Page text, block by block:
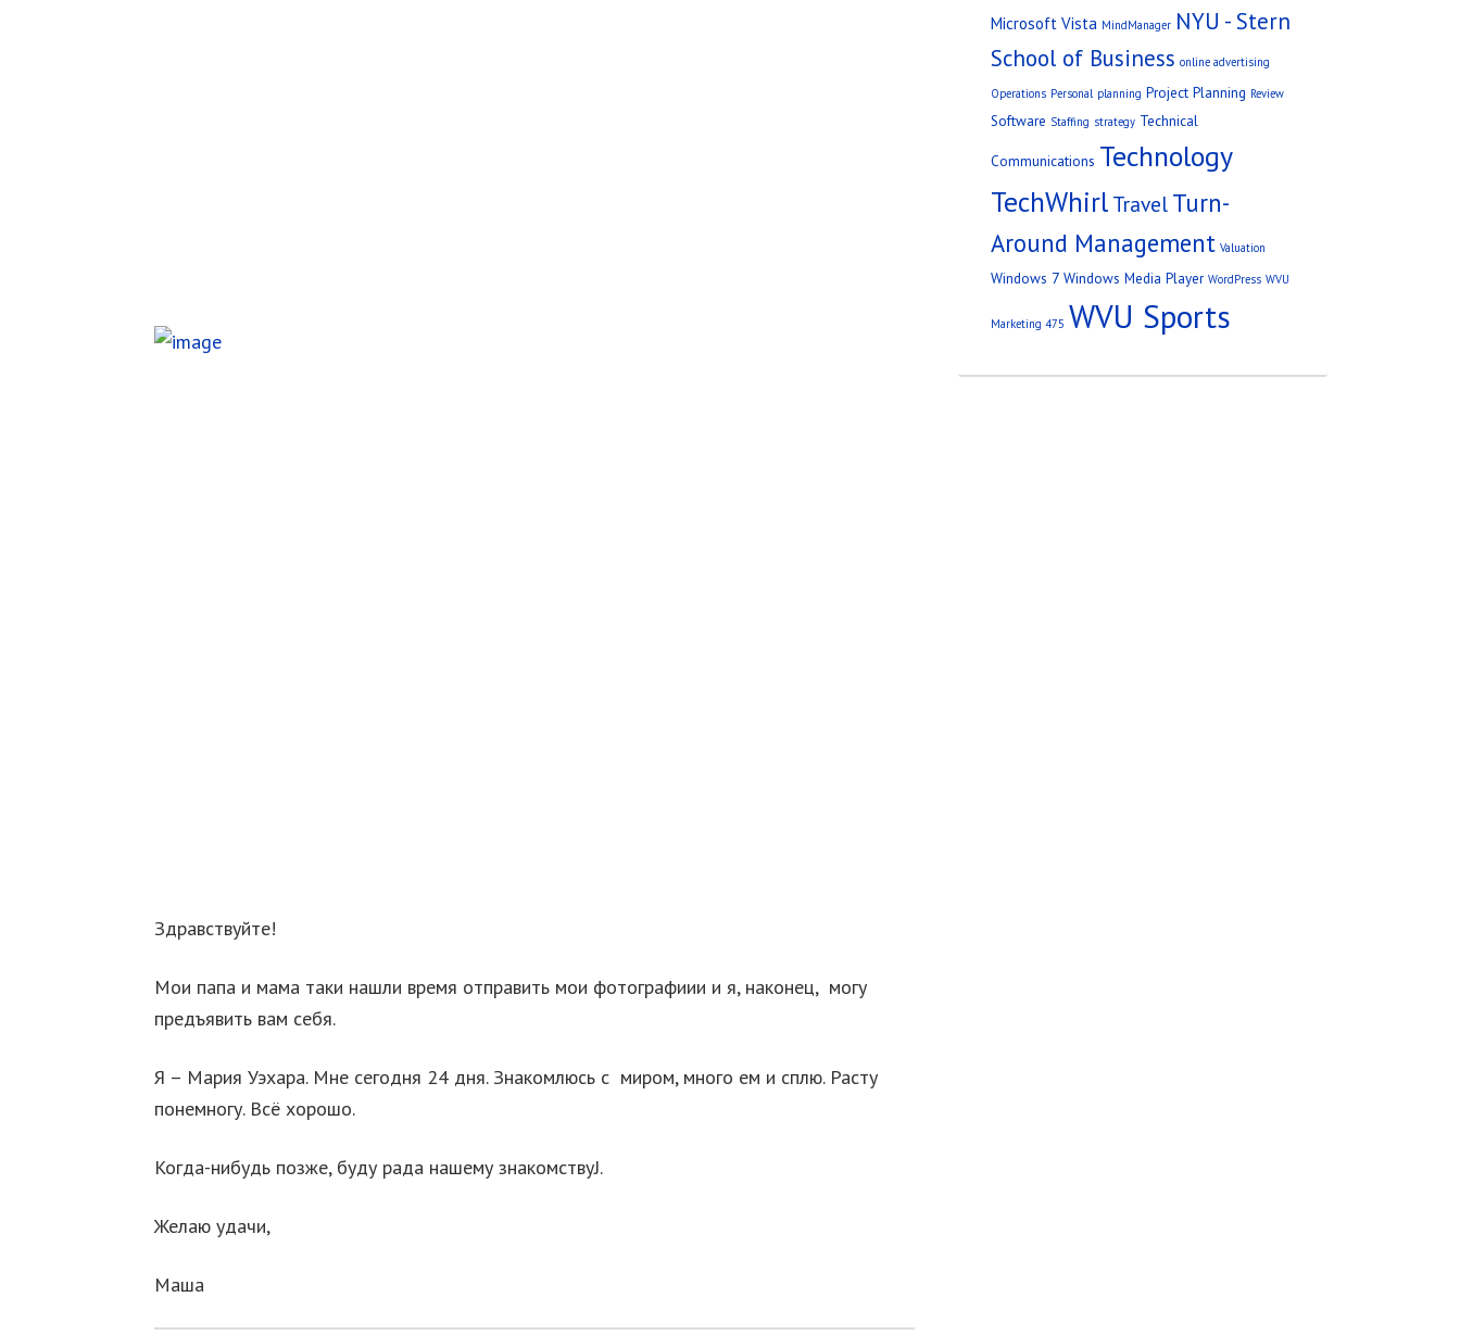
Здравствуйте!
Мои папа и мама таки нашли время отправить мои фотографиии и я, наконец, могу
предъявить вам себя.
Я – Мария Уэхара. Мне сегодня 24 дня. Знакомлюсь с миром, много ем и сплю. Расту
понемногу. Всё хорошо.
Когда-нибудь позже, буду рада нашему знакомствуJ.
Желаю удачи,
Маша
Microsoft Vista MindManager NYU - Stern
School of Business online advertising
Operations Personal planning Project Planning Review
Software Staffing strategy Technical
Communications Technology
TechWhirl Travel Turn-
Around Management Valuation
Windows 7 Windows Media Player WordPress WVU
Marketing 475 WVU Sports